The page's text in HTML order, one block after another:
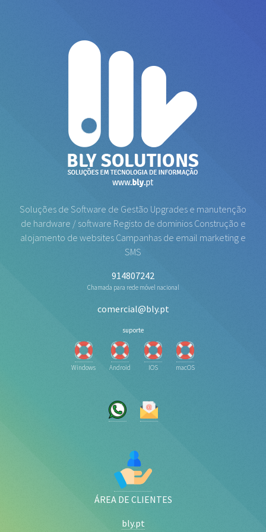
Soluções de Software de Gestão Upgrades e manutenção
de hardware / software Registo de dominiosConstrução e
alojamento de websites Campanhas de email marketing e
SMS
914807242
Chamada para rede móvel nacional
comercial@bly.pt
suporte
Windows Android IOS macOS
ÁREA DE CLIENTES
bly.pt